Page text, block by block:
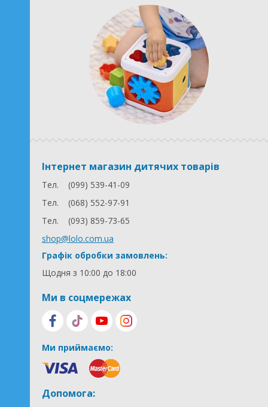
Інтернет магазин дитячих товарів
Тел.
(099) 539-41-09
Тел.
(068) 552-97-91
Тел.
(093) 859-73-65
shop@lolo.com.ua
Графік обробки замовлень:
Щодня з 10:00 до 18:00
Ми в соцмережах
Ми приймаємо:
Допомога: